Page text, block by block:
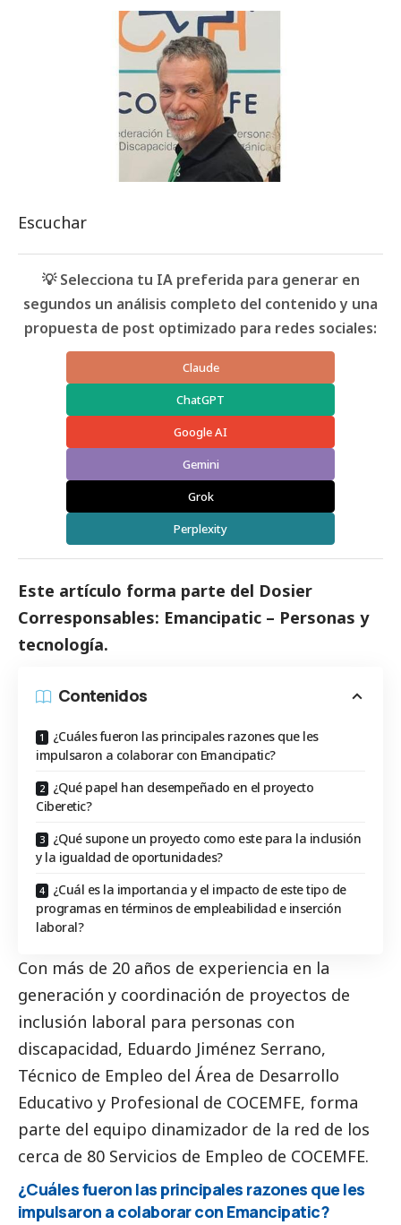
Escuchar
💡 Selecciona tu IA preferida para generar en
segundos un análisis completo del contenido y una
propuesta de post optimizado para redes sociales:
Claude
ChatGPT
Google AI
Gemini
Grok
Perplexity
Este artículo forma parte del Dosier
Corresponsables: Emancipatic – Personas y
tecnología.
Contenidos
¿Cuáles fueron las principales razones que les
impulsaron a colaborar con Emancipatic?
¿Qué papel han desempeñado en el proyecto
Ciberetic?
¿Qué supone un proyecto como este para la inclusión
y la igualdad de oportunidades?
¿Cuál es la importancia y el impacto de este tipo de
programas en términos de empleabilidad e inserción
laboral?
Con más de 20 años de experiencia en la
generación y coordinación de proyectos de
inclusión laboral para personas con
discapacidad, Eduardo Jiménez Serrano,
Técnico de Empleo del Área de Desarrollo
Educativo y Profesional de COCEMFE, forma
parte del equipo dinamizador de la red de los
cerca de 80 Servicios de Empleo de COCEMFE.
¿Cuáles fueron las principales razones que les
impulsaron a colaborar con Emancipatic?